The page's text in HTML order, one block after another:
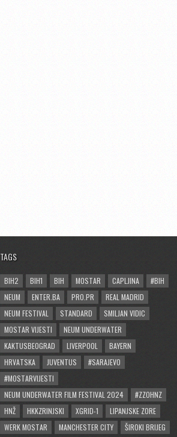
TAGS
BIH2 BIH1 BIH MOSTAR CAPLJINA
#BIH
NEUM
ENTER.BA PRO.PR
REAL MADRID
NEUM FESTIVAL
STANDARD
SMILJAN VIDIC
MOSTAR VIJESTI
NEUM UNDERWATER
KAKTUSBEOGRAD
LIVERPOOL
BAYERN
HRVATSKA
JUVENTUS
#SARAJEVO
#MOSTARVIJESTI
NEUM UNDERWATER FILM FESTIVAL 2024
#ZZOHNZ
HNŽ
HKKZRINJSKI XGRID-1
LIPANJSKE ZORE
WERK MOSTAR
MANCHESTER CITY ŠIROKI BRIJEG